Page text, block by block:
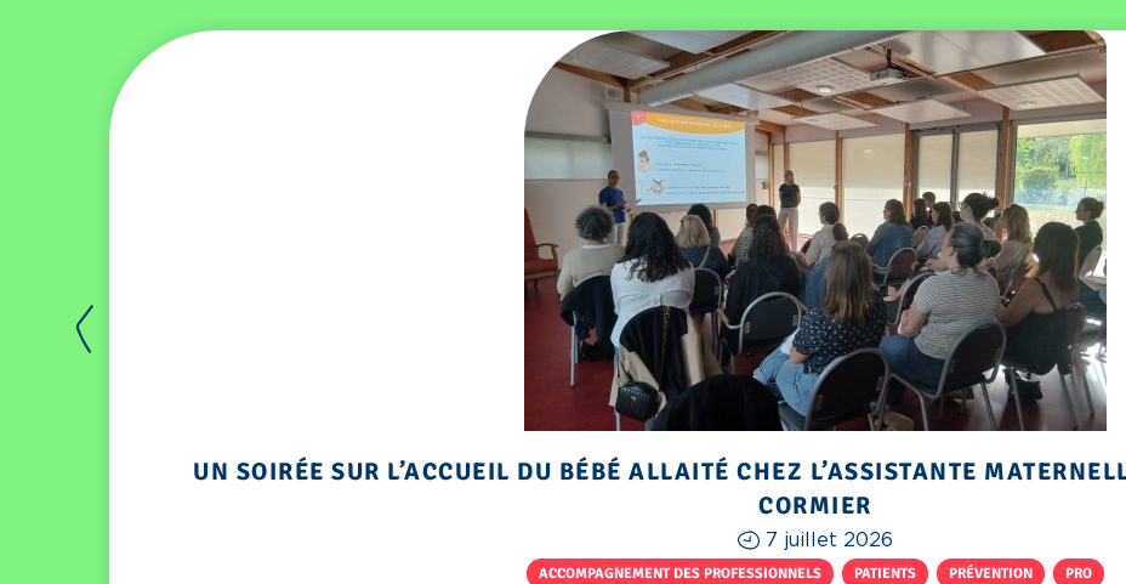
UN SOIRÉE SUR L’ACCUEIL DU BÉBÉ ALLAITÉ CHEZ L’ASSISTANTE
CORMIER
7 juillet 2026
ACCOMPAGNEMENT DES PROFESSIONNELS PATIENTS PRÉVENTION PRO